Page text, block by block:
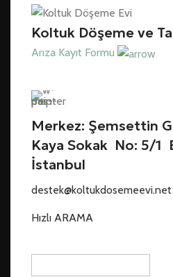
Koltuk Döşeme ve
Arıza Kayıt Formu
Merkez: Şemsettin
Kaya Sokak No: 5/1
İstanbul
destek@koltukdosemeevi.net
Hızlı ARAMA